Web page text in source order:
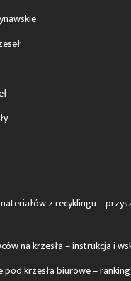
z recyklingu –
na krzesła – instrukcja i
pod krzesła biurowe –